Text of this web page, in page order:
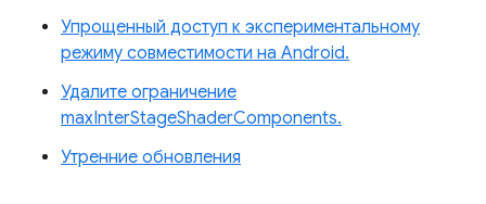
Упрощенный доступ к экспериментальному
режиму совместимости на Android.
Удалите ограничение
maxInterStageShaderComponents.
Утренние обновления